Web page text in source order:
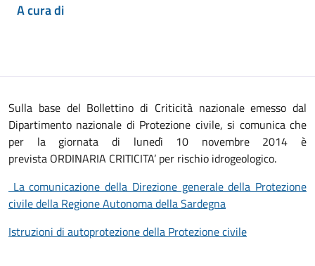
A cura di
Sulla base del Bollettino di Criticità nazionale emesso dal
Dipartimento nazionale di Protezione civile, si comunica che
per la giornata di lunedì 10 novembre 2014 è
prevista ORDINARIA CRITICITA’ per rischio idrogeologico.
La comunicazione della Direzione generale della Protezione
civile della Regione Autonoma della Sardegna
Istruzioni di autoprotezione della Protezione civile